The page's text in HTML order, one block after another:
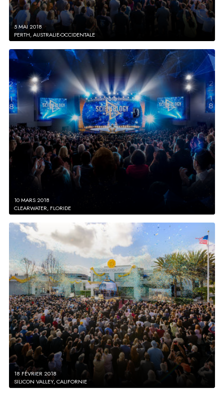
5 MAI 2018
PERTH, AUSTRALIE-OCCIDENTALE
10 MARS 2018
CLEARWATER, FLORIDE
18 FÉVRIER 2018
SILICON VALLEY, CALIFORNIE